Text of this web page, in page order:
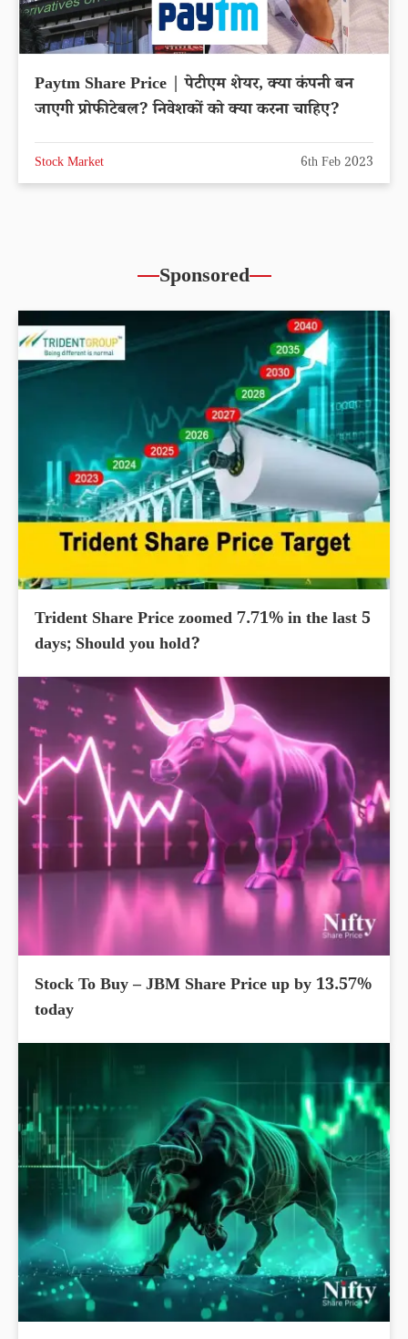
Paytm Share Price | पेटीएम शेयर, क्या कंपनी बन
जाएगी प्रोफीटेबल? निवेशकों को क्या करना चाहिए?
Stock Market 6th Feb 2023
Sponsored
Trident Share Price zoomed 7.71% in the last 5
days; Should you hold?
Stock To Buy – JBM Share Price up by 13.57%
today